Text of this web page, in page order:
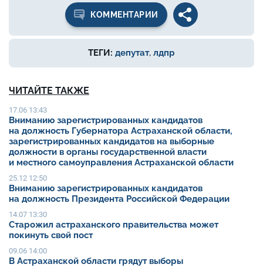
КОММЕНТАРИИ
ТЕГИ: депутат, лдпр
ЧИТАЙТЕ ТАКЖЕ
17.06 13:43
Вниманию зарегистрированных кандидатов
на должность Губернатора Астраханской области,
зарегистрированных кандидатов на выборные
должности в органы государственной власти
и местного самоуправления Астраханской области
25.12 12:50
Вниманию зарегистрированных кандидатов
на должность Президента Российской Федерации
14.07 13:30
Старожил астраханского правительства может
покинуть свой пост
09.06 14:00
В Астраханской области грядут выборы